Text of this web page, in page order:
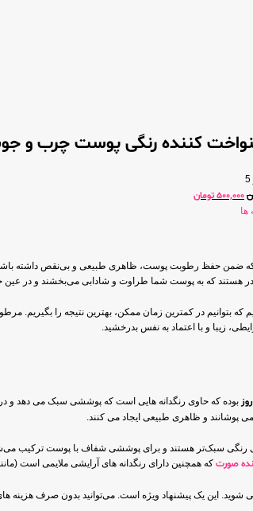
کننده رنگی پوست چرب و
500,000تومان
ها
که ضمن حفظ رطوبت پوست، ظاهری طبیعی و بی‌نقص داشته
هستند که به پوست شما طراوت و شادابی می‌بخشند و در
بتوانیم در کمترین زمان ممکن، بهترین نتیجه را بگیریم.
زیبا و با اعتماد به نفس بدرخشید.
بوده که حاوی رنگدانه هایی است که پوششی سبک می دهد و
پوشانند و ظاهری طبیعی ایجاد می کنند.
صورت که همچنین دارای رنگدانه های آرایشی ملایمی است
شوید. این یک پیشنهاد ویژه است. می‌توانید بدون صرف هزینه‌